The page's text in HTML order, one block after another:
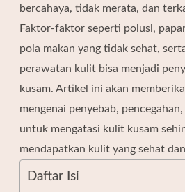
bercahaya, tidak merata, dan
Faktor-faktor seperti polusi,
pola makan yang tidak sehat,
perawatan kulit bisa menjadi
kusam. Artikel ini akan
mengenai penyebab,
untuk mengatasi kulit kusam
mendapatkan kulit yang sehat
Daftar Isi